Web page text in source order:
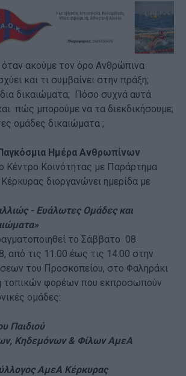
ακούμε τον όρο Ανθρώπινα
και τι συμβαίνει στην πράξη;
δικαιώματα; Πόσο συχνά αυτά
πώς μπορούμε να τα διεκδικήσουμε;
ομάδες δικαιώματα ;
Ημέρα Ανθρωπίνων
Κέντρο Κοινότητας με Παράρτημα
διοργανώνει ημερίδα με
- Ευάλωτες Ομάδες και
το Σάββατο 08
από τις 11.00 έως τις 14.00 στην
του Προσκοπείου, στο Φαληράκι
τοπικών φορέων που εκπροσωπούν
ομάδες:
Παιδιού
Κηδεμόνων & Φίλων ΑμεΑ
ΑμεΑ Κέρκυρας